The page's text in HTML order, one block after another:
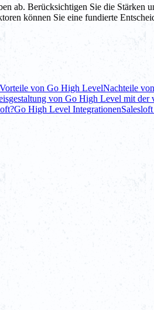
ab. Berücksichtigen Sie die Stärken
können Sie eine fundierte
Vorteile von Go High LevelNachteile
von Go High Level mit der
Go High Level Integrationen